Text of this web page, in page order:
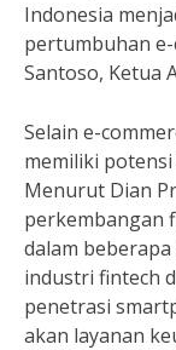
Indonesia
pertumbuhan e-
Santoso, Ketua
Selain e-
memiliki
Menurut Dian
perkembangan
dalam
industri fintech
penetrasi
akan layanan